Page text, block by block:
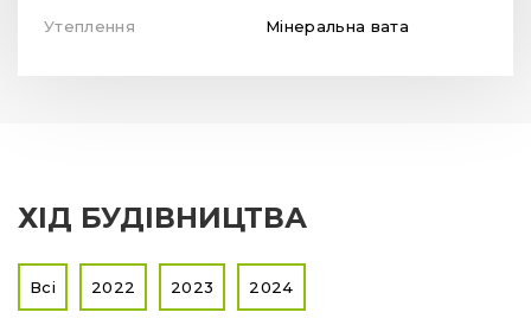
Утеплення Мінеральна вата
ХІД БУДІВНИЦТВА
Всі 2022 2023 2024